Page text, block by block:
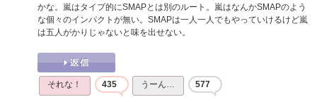
かな。嵐はタイプ的にSMAPとは別のルート。嵐はなんかSMAPのよう
な個々のインパクトが無い。SMAPは一人一人でもやっていけるけど嵐
は五人がかりじゃないと味を出せない。
それな！ 435 うーん… 577